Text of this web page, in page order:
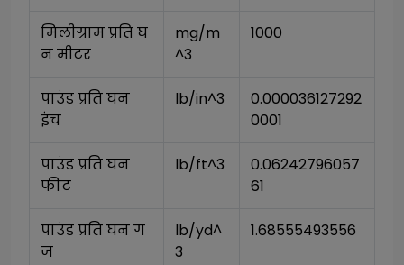
मिलीग्राम प्रति घ
न मीटर
mg/m
^3
1000
पाउंड प्रति घन
इंच
lb/in^3
0.000036127292
0001
पाउंड प्रति घन
फीट
lb/ft^3
0.06242796057
61
पाउंड प्रति घन ग
ज
lb/yd^
3
1.68555493556